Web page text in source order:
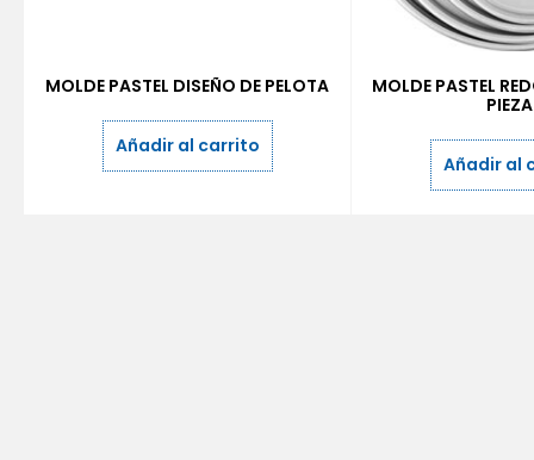
MOLDE PASTEL DISEÑO DE PELOTA
Añadir al carrito
MOLDE PASTEL
Añadir al